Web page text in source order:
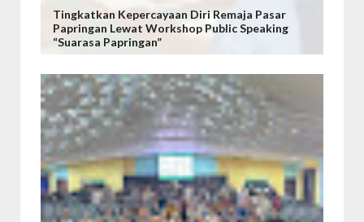
Tingkatkan Kepercayaan Diri Remaja Pasar
Papringan Lewat Workshop Public Speaking
“Suarasa Papringan”